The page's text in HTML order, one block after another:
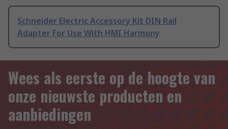
Schneider Electric Accessory Kit DIN Rail
Adapter For Use With HMI Harmony
Wees als eerste op de hoogte van
onze nieuwste producten en
aanbiedingen